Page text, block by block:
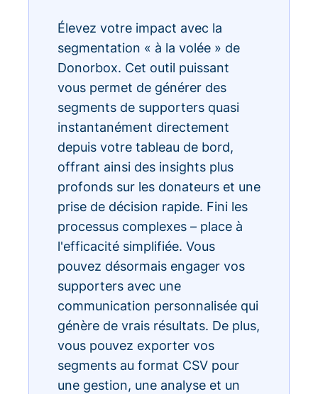
Élevez votre impact avec la
segmentation « à la volée » de
Donorbox. Cet outil puissant
vous permet de générer des
segments de supporters quasi
instantanément directement
depuis votre tableau de bord,
offrant ainsi des insights plus
profonds sur les donateurs et une
prise de décision rapide. Fini les
processus complexes – place à
l'efficacité simplifiée. Vous
pouvez désormais engager vos
supporters avec une
communication personnalisée qui
génère de vrais résultats. De plus,
vous pouvez exporter vos
segments au format CSV pour
une gestion, une analyse et un